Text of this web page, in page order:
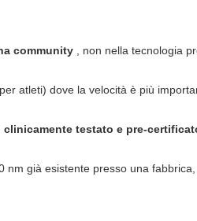
community , non nella tecnologia
atleti) dove la velocità è più
clinicamente testato e pre-
già esistente presso una